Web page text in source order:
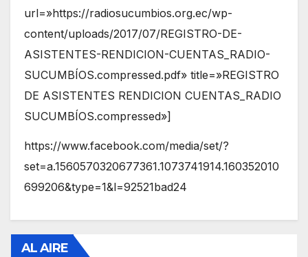
url=»https://radiosucumbios.org.ec/wp-
content/uploads/2017/07/REGISTRO-DE-
ASISTENTES-RENDICION-CUENTAS_RADIO-
SUCUMBÍOS.compressed.pdf» title=»REGISTRO
DE ASISTENTES RENDICION CUENTAS_RADIO
SUCUMBÍOS.compressed»]
https://www.facebook.com/media/set/?
set=a.1560570320677361.1073741914.160352010
699206&type=1&l=92521bad24
AL AIRE